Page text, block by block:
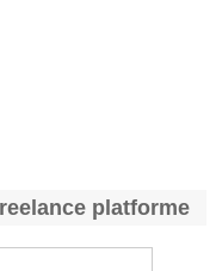
platforme